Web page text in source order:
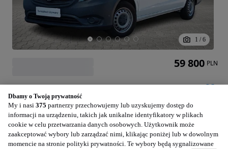
1 / 6
105 500 km Diesel
1598 cm3
114 KM
2017
59 800 PLN
Dbamy o Twoją prywatność
My i nasi 375 partnerzy przechowujemy lub uzyskujemy dostęp do
informacji na urządzeniu, takich jak unikalne identyfikatory w plikach
cookie w celu przetwarzania danych osobowych. Użytkownik może
zaakceptować wybory lub zarządzać nimi, klikając poniżej lub w dowolnym
momencie na stronie polityki prywatności. Te wybory będą sygnalizowane